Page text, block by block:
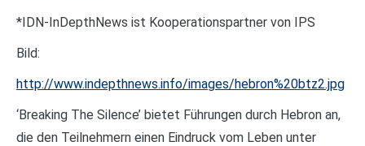
*IDN-InDepthNews ist Kooperationspartner von IPS
Bild:
http://www.indepthnews.info/images/hebron%20btz2.jpg
‘Breaking The Silence’ bietet Führungen durch Hebron an,
die den Teilnehmern einen Eindruck vom Leben unter